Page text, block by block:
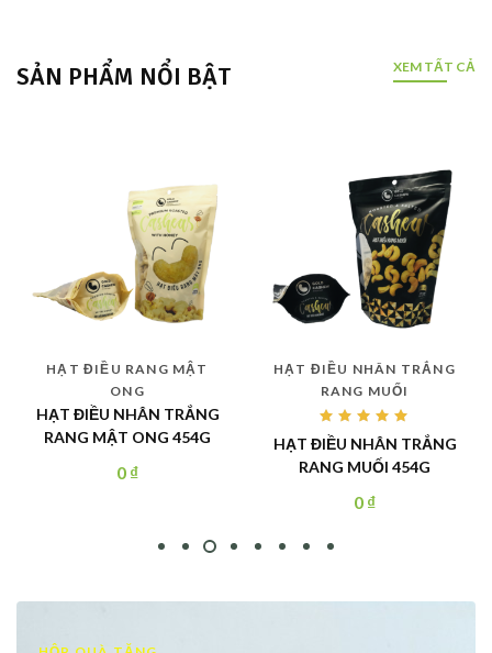
SẢN PHẨM NỔI BẬT XEM TẤT CẢ
HẠT ĐIỀU RANG MẬT
ONG
HẠT ĐIỀU NHÂN TRẮNG
RANG MẬT ONG 454G
0 ₫
HẠT ĐIỀU NHÂN TRẮNG
RANG MUỐI
5.00 out
of 5
HẠT ĐIỀU NHÂN TRẮNG
RANG MUỐI 454G
0 ₫